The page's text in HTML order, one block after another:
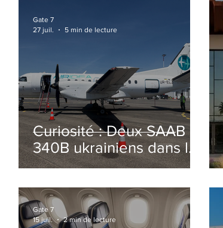
Curiosité : Deux SAAB
340B ukrainiens dans le
ciel Italien cet été
Gate 7
27 juil.
5 min de lecture
Gate 7
15 juil.
2 min de lecture